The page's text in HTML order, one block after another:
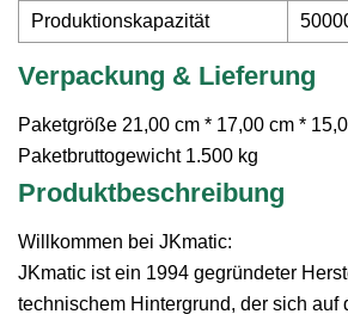
Produktionskapazität
Verpackung & Lieferung
Paketgröße 21,00 cm * 17,00 cm *
Paketbruttogewicht 1.500 kg
Produktbeschreibung
Willkommen bei JKmatic:
JKmatic ist ein 1994 gegründeter
technischem Hintergrund, der sich auf